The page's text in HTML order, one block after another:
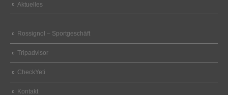
Aktuelles
Rossignol – Sportgeschäft
Tripadvisor
CheckYeti
Kontakt